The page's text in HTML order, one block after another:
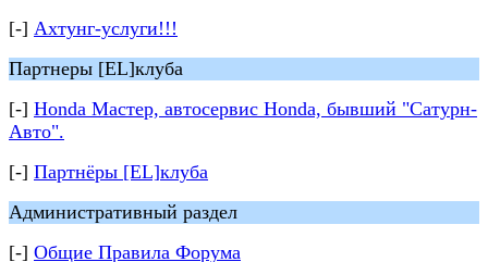
[-] Ахтунг-услуги!!!
Партнеры [EL]клуба
[-] Honda Мастер, автосервис Honda, бывший "Сатурн-
Авто".
[-] Партнёры [EL]клуба
Административный раздел
[-] Общие Правила Форума